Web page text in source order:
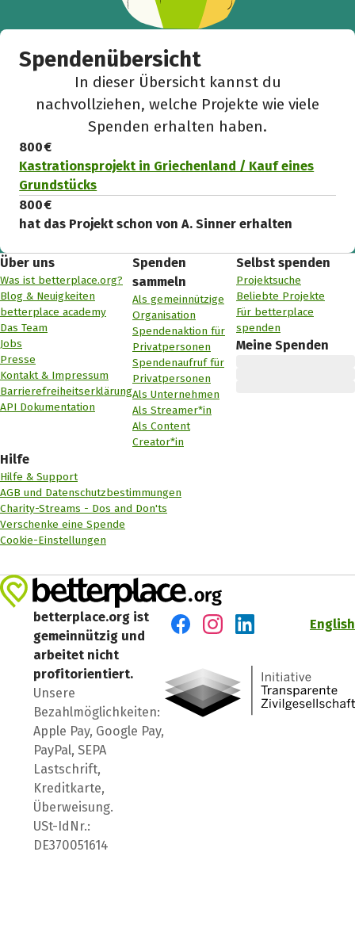
Spendenübersicht
In dieser Übersicht kannst du
nachvollziehen, welche Projekte wie viele
Spenden erhalten haben.
800 €
Kastrationsprojekt in Griechenland / Kauf eines
Grundstücks
800 €
hat das Projekt schon von A. Sinner erhalten
Über uns
Was ist betterplace.org?
Blog & Neuigkeiten
betterplace academy
Das Team
Jobs
Presse
Kontakt & Impressum
Barrierefreiheitserklärung
API Dokumentation
Spenden
sammeln
Als gemeinnützige
Organisation
Spendenaktion für
Privatpersonen
Spendenaufruf für
Privatpersonen
Als Unternehmen
Als Streamer*in
Als Content
Creator*in
Selbst spenden
Projektsuche
Beliebte Projekte
Für betterplace
spenden
Meine Spenden
Hilfe
Hilfe & Support
AGB und Datenschutzbestimmungen
Charity-Streams - Dos and Don'ts
Verschenke eine Spende
Cookie-Einstellungen
betterplace.org ist
gemeinnützig und
arbeitet nicht
profitorientiert.
Unsere
Bezahlmöglichkeiten:
Apple Pay, Google Pay,
PayPal, SEPA
Lastschrift,
Kreditkarte,
Überweisung.
USt-IdNr.:
DE370051614
English